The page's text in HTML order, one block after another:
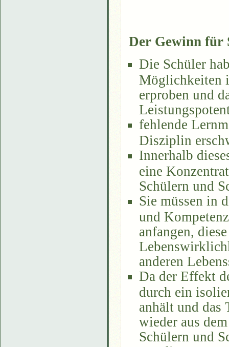
Der Gewinn für
Die Schüler
Möglichkeiten
erproben und
fehlende
Disziplin
Innerhalb
eine
Schülern und
Sie müssen in
und
anfangen,
anderen
Da der Effekt
durch ein
anhält und das
wieder aus
Schülern und